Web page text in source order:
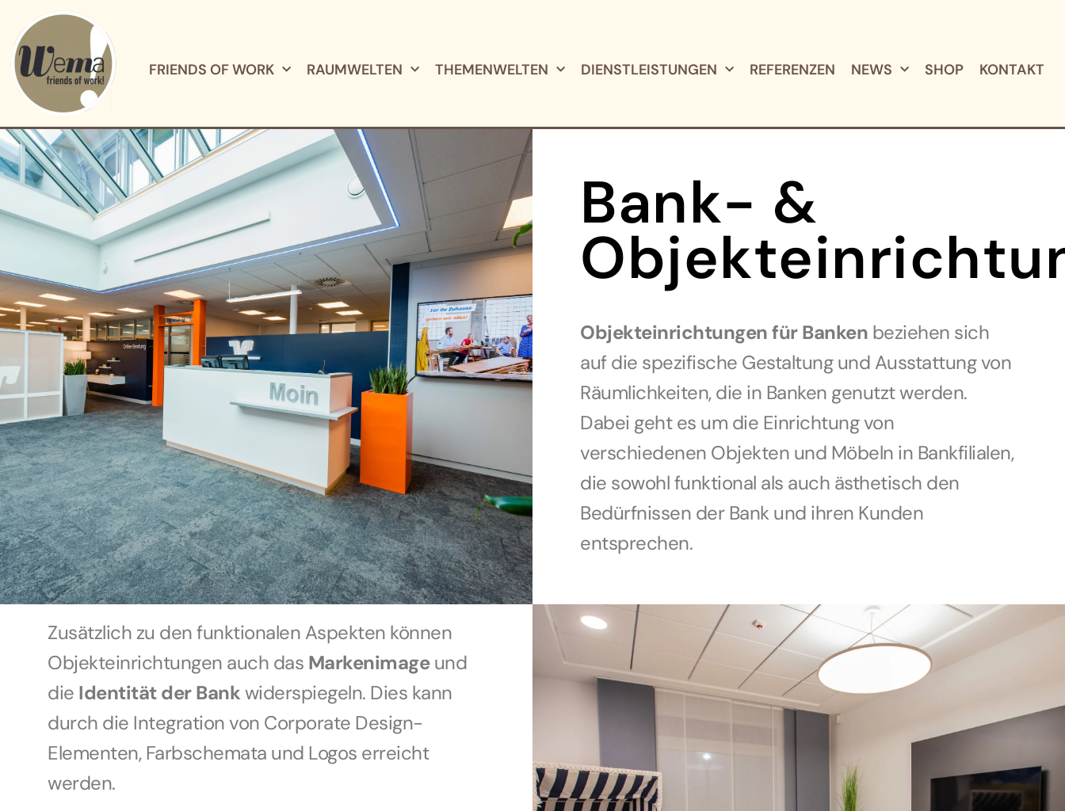
FRIENDS OF WORK RAUMWELTEN THEMENWELTEN DIENSTLEISTUNGEN REFERENZEN NEWS SHOP KONTAKT
Bank- &
Objekteinrichtungen für Banken beziehen sich
auf die spezifische Gestaltung und Ausstattung von
Räumlichkeiten, die in Banken genutzt werden.
Dabei geht es um die Einrichtung von
verschiedenen Objekten und Möbeln in Bankfilialen,
die sowohl funktional als auch ästhetisch den
Bedürfnissen der Bank und ihren Kunden
entsprechen.
Zusätzlich zu den funktionalen Aspekten können
Objekteinrichtungen auch das Markenimageund
die Identität der Bankwiderspiegeln. Dies kann
durch die Integration von Corporate Design-
Elementen, Farbschemata und Logos erreicht
werden.